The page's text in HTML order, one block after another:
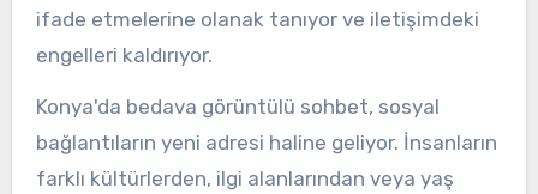
ifade etmelerine olanak tanıyor ve iletişimdeki
engelleri kaldırıyor.
Konya'da bedava görüntülü sohbet, sosyal
bağlantıların yeni adresi haline geliyor. İnsanların
farklı kültürlerden, ilgi alanlarından veya yaş